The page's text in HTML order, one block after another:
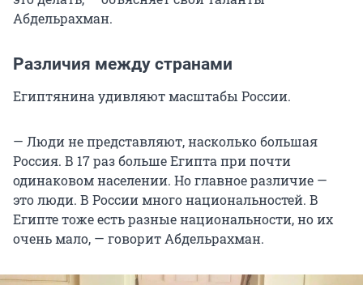
Абдельрахман.
Различия между странами
Египтянина удивляют масштабы России.
— Люди не представляют, насколько большая
Россия. В 17 раз больше Египта при почти
одинаковом населении. Но главное различие —
это люди. В России много национальностей. В
Египте тоже есть разные национальности, но их
очень мало, — говорит Абдельрахман.